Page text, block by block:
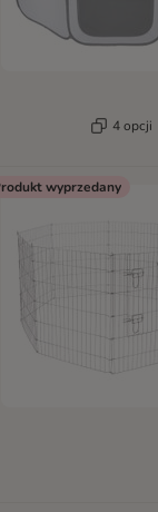
4 opcji
wyprzedany